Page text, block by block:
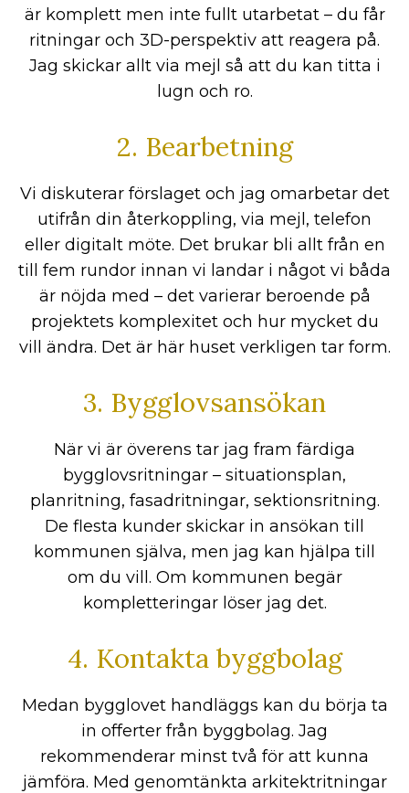
är komplett men inte fullt utarbetat – du får
ritningar och 3D-perspektiv att reagera på.
Jag skickar allt via mejl så att du kan titta i
lugn och ro.
2. Bearbetning
Vi diskuterar förslaget och jag omarbetar det
utifrån din återkoppling, via mejl, telefon
eller digitalt möte. Det brukar bli allt från en
till fem rundor innan vi landar i något vi båda
är nöjda med – det varierar beroende på
projektets komplexitet och hur mycket du
vill ändra. Det är här huset verkligen tar form.
3. Bygglovsansökan
När vi är överens tar jag fram färdiga
bygglovsritningar – situationsplan,
planritning, fasadritningar, sektionsritning.
De flesta kunder skickar in ansökan till
kommunen själva, men jag kan hjälpa till
om du vill. Om kommunen begär
kompletteringar löser jag det.
4. Kontakta byggbolag
Medan bygglovet handläggs kan du börja ta
in offerter från byggbolag. Jag
rekommenderar minst två för att kunna
jämföra. Med genomtänkta arkitektritningar